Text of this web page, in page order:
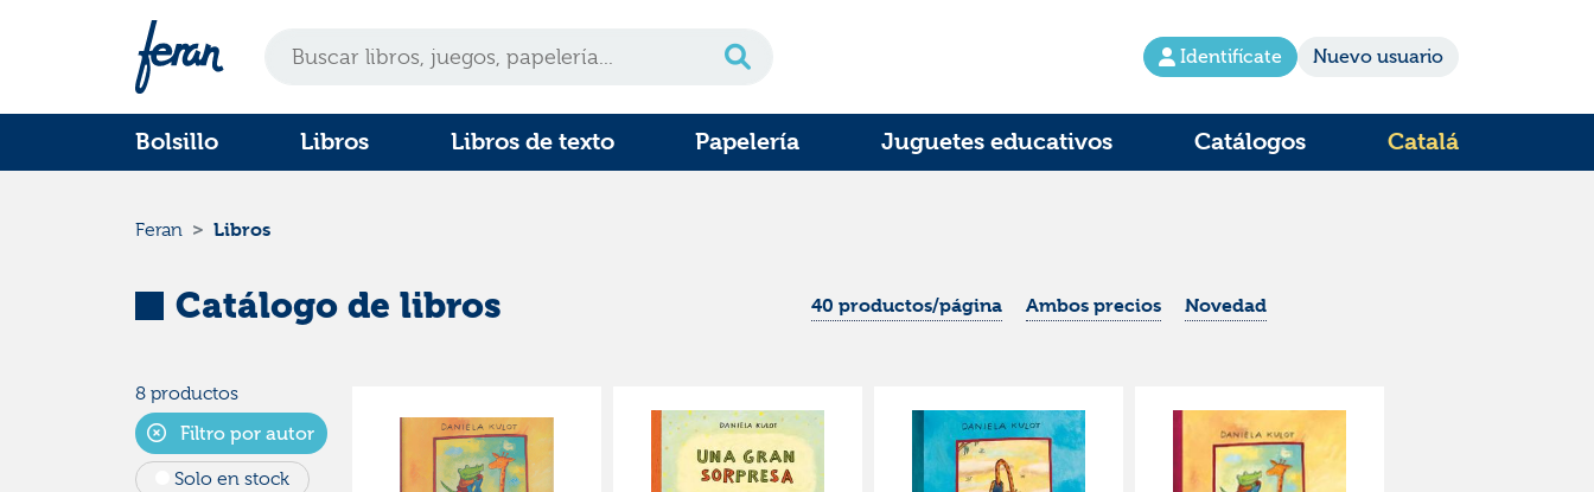
Identifícate Nuevo usuario
Bolsillo Libros Libros de texto Papelería Juguetes educativos Catálogos Catalá
Feran Libros
Catálogo de libros 40 productos/página Ambos precios Novedad
8 productos
Filtro por autor
Solo en stock